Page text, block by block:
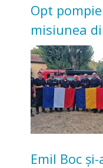
Opt
misiunea
incendii de
Emil Boc